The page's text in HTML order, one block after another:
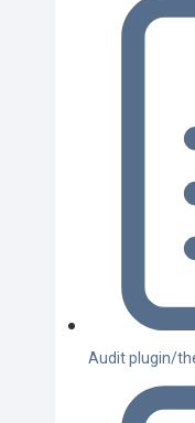
Audit plugin/